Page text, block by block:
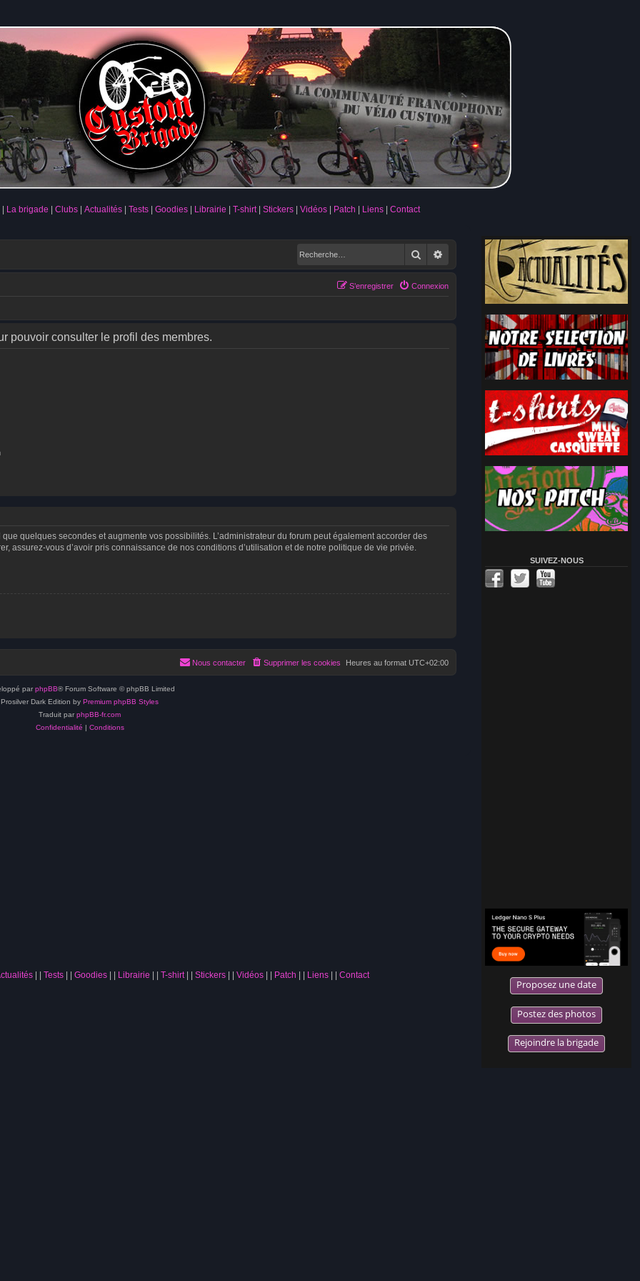
La brigade Clubs Actualités Tests Goodies Librairie T-shirt Stickers Vidéos Patch Liens Contact
SUIVEZ-NOUS
Proposez une date
Postez des photos
Rejoindre la brigade
RechercherRecherche avancée
Connexion
S’enregistrer
pouvoir consulter le profil des membres.
quelques secondes et augmente vos possibilités. L’administrateur du forum peut également accorder des
assurez-vous d’avoir pris connaissance de nos conditions d’utilisation et de notre politique de vie privée.
Heures au format UTC+02:00
Supprimer les cookies
Nous contacter
par phpBB® Forum Software © phpBB Limited
Prosilver Dark Edition by Premium phpBB Styles
Traduit par phpBB-fr.com
Confidentialité | Conditions
| Tests | Goodies | Librairie | T-shirt | Stickers | Vidéos | Patch | Liens | Contact